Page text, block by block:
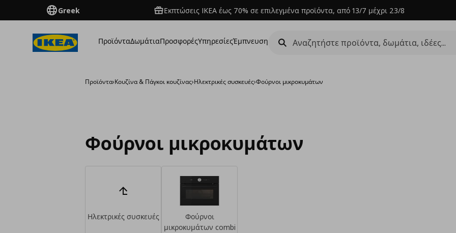
Greek Εκπτώσεις IKEA έως 70% σε επιλεγμένα προϊόντα, από 13/7 μέχρι 23/8
ΠροϊόνταΔωμάτιαΠροσφορέςΥπηρεσίεςΈμπνευση
Προϊόντα›Κουζίνα & Πάγκοι κουζίνας›Ηλεκτρικές συσκευές›Φούρνοι μικροκυμάτων
Φούρνοι μικροκυμάτων
Ηλεκτρικές συσκευές
Φούρνοι
μικροκυμάτων combi